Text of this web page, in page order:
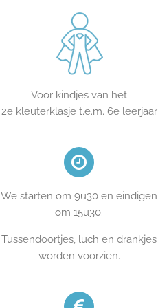
Voor kindjes van het
2e kleuterklasje t.e.m. 6e leerjaar
We starten om 9u30 en eindigen
om 15u30.
Tussendoortjes, luch en drankjes
worden voorzien.